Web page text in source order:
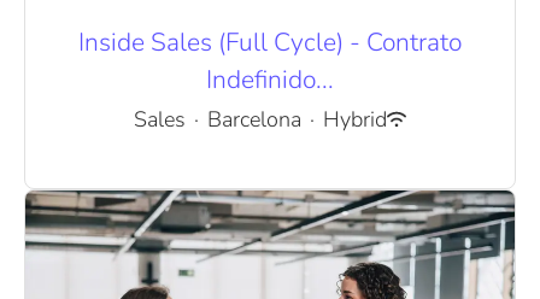
Inside Sales (Full Cycle) - Contrato
Indefinido...
Sales · Barcelona · Hybrid